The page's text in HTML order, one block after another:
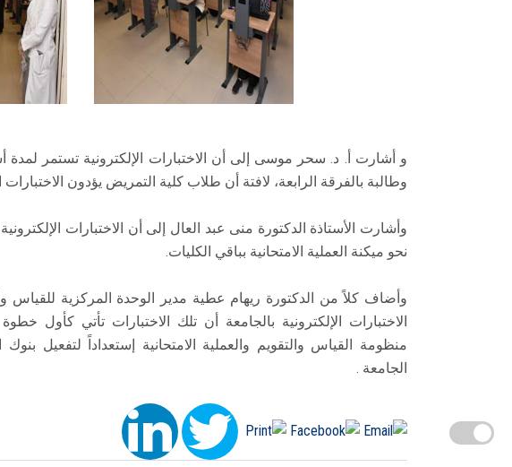
وطالبة بالفرقة الرابعة، لافتة أن طلاب كلية التمريض يؤدون الاختبارات
وأشارت الأستاذة الدكتورة منى عبد العال إلى أن الاختبارات
نحو ميكنة العملية الامتحانية بباقي الكليات.
وأضاف كلاً من الدكتورة ريهام عطية مدير الوحدة المركزية للقياس
الاختبارات الإلكترونية بالجامعة أن تلك الاختبارات تأتي
منظومة القياس والتقويم والعملية الامتحانية إستعداداً لتفعيل
الجامعة .